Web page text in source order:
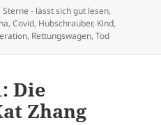
Sterne - lässt sich gut lesen,
,Covid, Hubschrauber, Kind,
, Rettungswagen,Tod
Die
Zhang